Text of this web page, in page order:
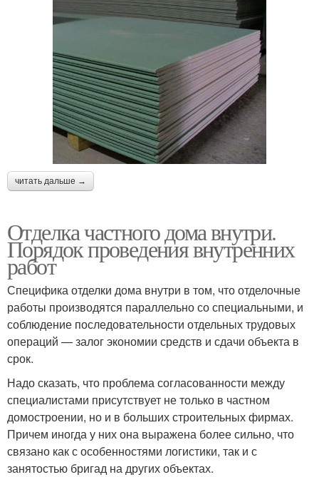
читать дальше →
Отделка частного дома внутри.
Порядок проведения внутренних
работ
Специфика отделки дома внутри в том, что отделочные
работы производятся параллельно со специальными, и
соблюдение последовательности отдельных трудовых
операций — залог экономии средств и сдачи объекта в
срок.
Надо сказать, что проблема согласованности между
специалистами присутствует не только в частном
домостроении, но и в больших строительных фирмах.
Причем иногда у них она выражена более сильно, что
связано как с особенностями логистики, так и с
занятостью бригад на других объектах.